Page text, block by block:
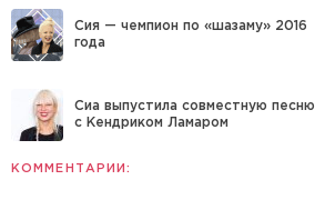
Сия — чемпион по «шазаму» 2016
года
Сиа выпустила совместную песню
с Кендриком Ламаром
КОММЕНТАРИИ: